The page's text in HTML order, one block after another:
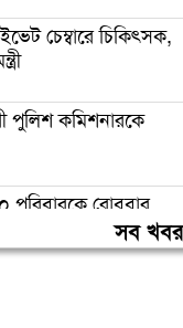
চেম্বারে চিকিৎসক,
পুলিশ কমিশনারকে
পরিবারকে রোববার
সব